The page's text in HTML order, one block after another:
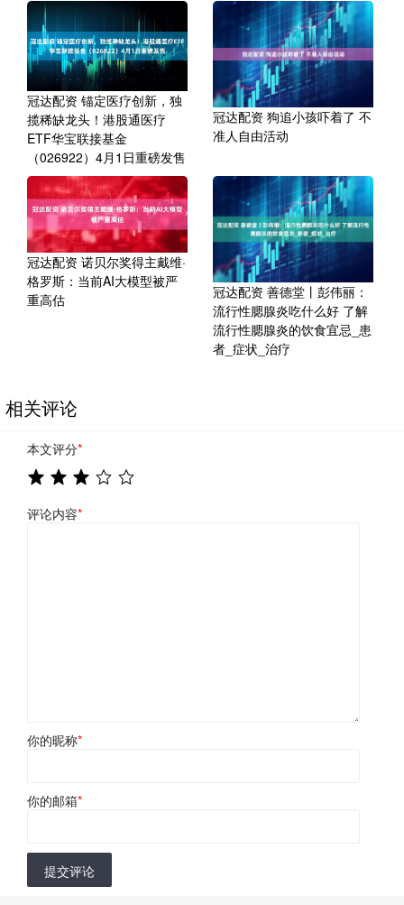
冠达配资 锚定医疗创新，独
揽稀缺龙头！港股通医疗
ETF华宝联接基金
（026922）4月1日重磅发售
冠达配资 狗追小孩吓着了 不
准人自由活动
冠达配资 诺贝尔奖得主戴维·
格罗斯：当前AI大模型被严
重高估
冠达配资 善德堂丨彭伟丽：
流行性腮腺炎吃什么好 了解
流行性腮腺炎的饮食宜忌_患
者_症状_治疗
相关评论
本文评分*
评论内容*
你的昵称*
你的邮箱*
提交评论